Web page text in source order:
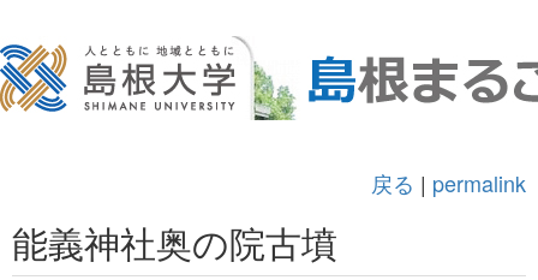
戻る | permalink
能義神社奥の院古墳